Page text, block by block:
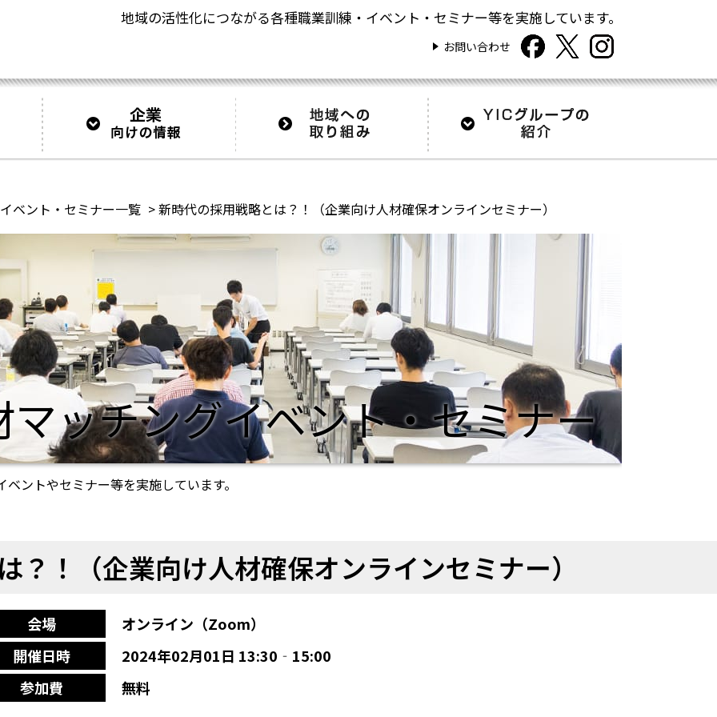
地域の活性化につながる各種職業訓練・イベント・セミナー等を実施しています。
お問い合わせ
ベント・セミナー一覧 >新時代の採用戦略とは？！（企業向け人材確保オンラインセミナー）
マッチングイベント・セミナー
ントやセミナー等を実施しています。
？！（企業向け人材確保オンラインセミナー）
会場
オンライン（Zoom）
開催日時
2024年02月01日 13:30‐15:00
参加費
無料